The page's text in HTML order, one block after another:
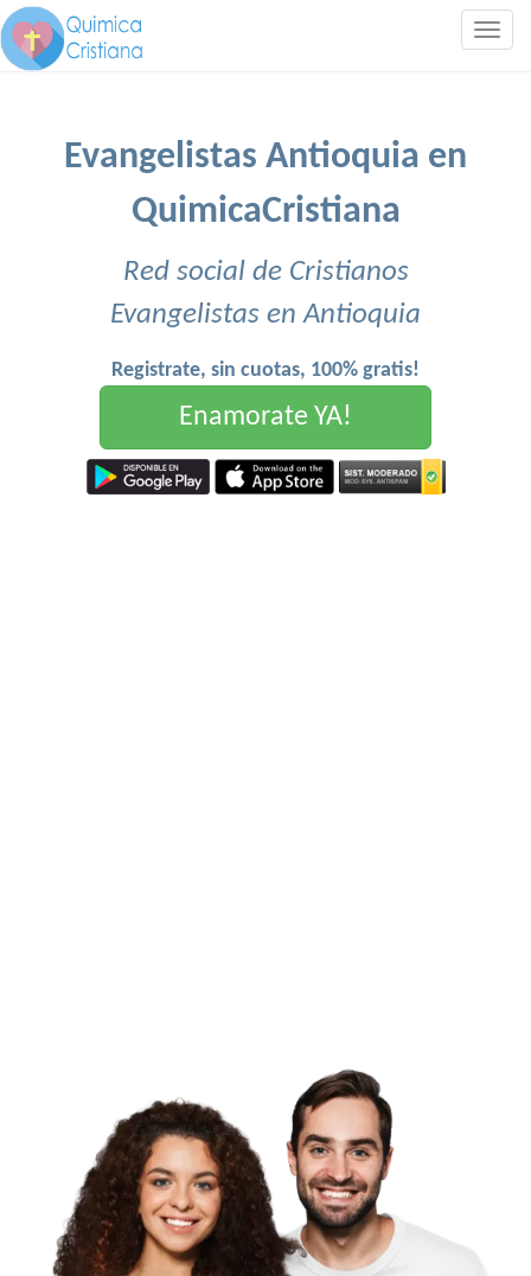
Evangelistas Antioquia en
QuimicaCristiana
Red social de Cristianos
Evangelistas en Antioquia
Registrate, sin cuotas, 100% gratis!
Enamorate YA!